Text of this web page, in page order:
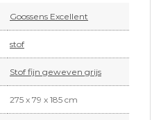
Goossens Excellent
stof
Stof fijn geweven grijs
275 x 79 x 185 cm